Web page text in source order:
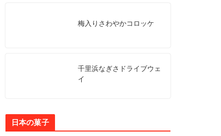
梅入りさわやかコロッケ
千里浜なぎさドライブウェ
イ
日本の菓子